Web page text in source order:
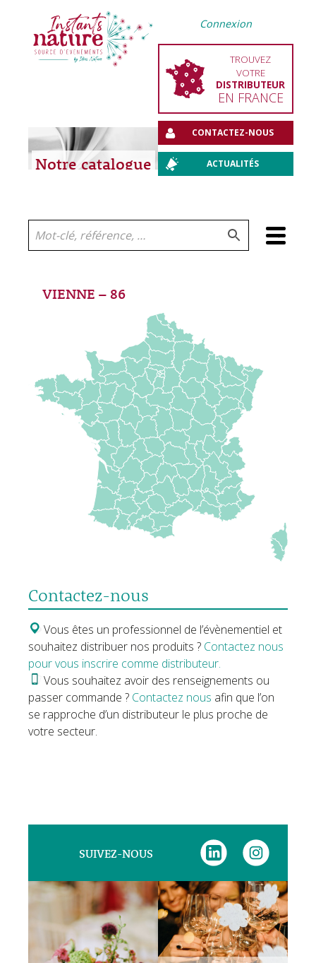
SUIVEZ-NOUS
Connexion
TROUVEZ
VOTRE
DISTRIBUTEUR
EN FRANCE
CONTACTEZ-NOUS
ACTUALITÉS
Notre catalogue
Aller
au
VIENNE – 86
Contactez-nous
Vous êtes un professionnel de l’évènementiel et
souhaitez distribuer nos produits ? Contactez nous
pour vous inscrire comme distributeur.
Vous souhaitez avoir des renseignements ou
passer commande ? Contactez nous afin que l’on
se rapproche d’un distributeur le plus proche de
votre secteur.